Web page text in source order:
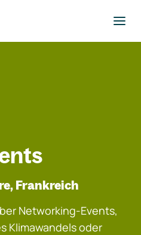
Frankreich
Networking-Events,
Klimawandels oder